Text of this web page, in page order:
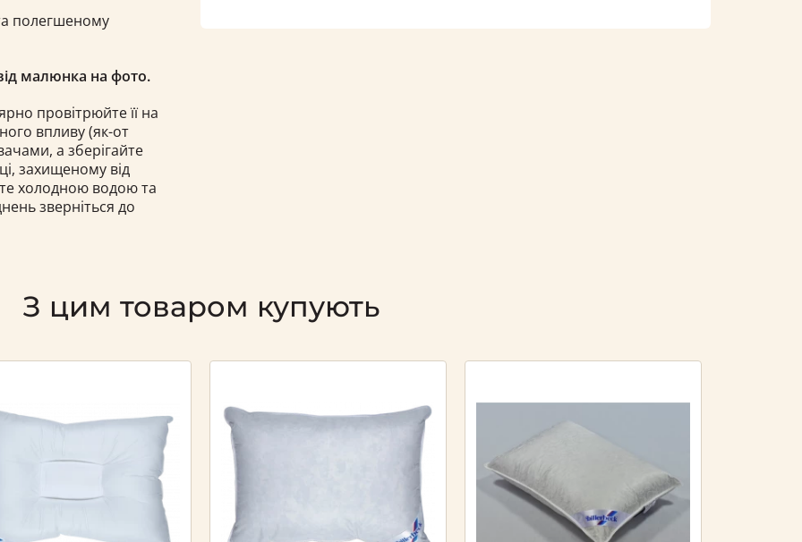
полегшеному
малюнка на фото.
провітрюйте її на
впливу (як-от
а зберігайте
захищеному від
холодною водою та
зверніться до
З цим товаром купують